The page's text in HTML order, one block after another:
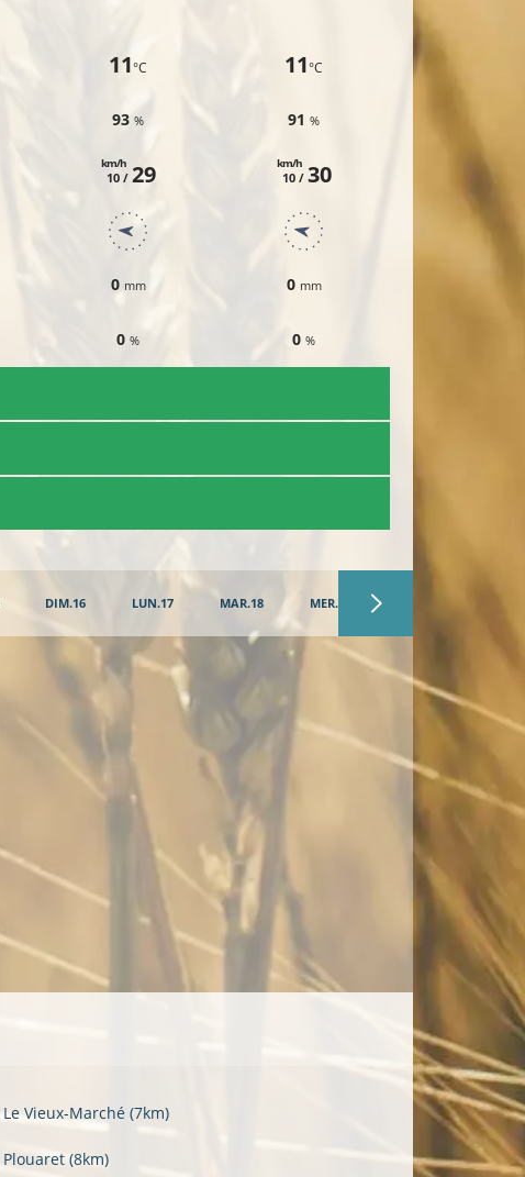
11°C
93%
10 /
km/h 29
0 mm
0%
11°C
91%
10 /
km/h 30
0 mm
0%
29
DIM.16 LUN.17 MAR.18 MER.19
Le Vieux-Marché (7km)
Plouaret (8km)